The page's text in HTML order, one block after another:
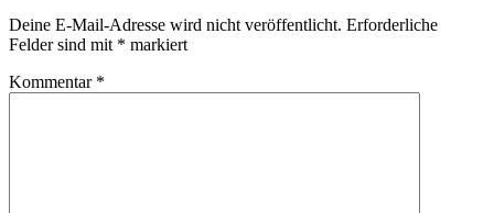
Deine E-Mail-Adresse wird nicht veröffentlicht. Erforderliche
Felder sind mit * markiert
Kommentar *